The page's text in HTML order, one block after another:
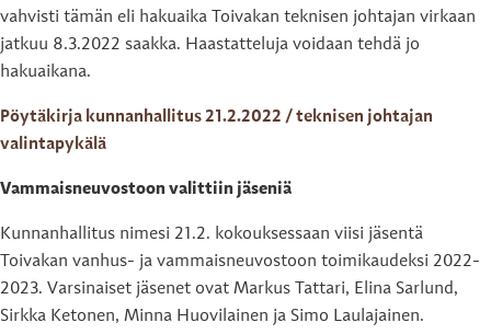
vahvisti tämän eli hakuaika Toivakan teknisen johtajan virkaan
jatkuu 8.3.2022 saakka. Haastatteluja voidaan tehdä jo
hakuaikana.
Pöytäkirja kunnanhallitus 21.2.2022 / teknisen johtajan
valintapykälä
Vammaisneuvostoon valittiin jäseniä
Kunnanhallitus nimesi 21.2. kokouksessaan viisi jäsentä
Toivakan vanhus- ja vammaisneuvostoon toimikaudeksi 2022-
2023. Varsinaiset jäsenet ovat Markus Tattari, Elina Sarlund,
Sirkka Ketonen, Minna Huovilainen ja Simo Laulajainen.